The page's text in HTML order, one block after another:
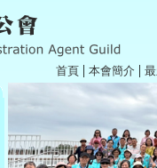
首頁 | 本會簡介 |
11